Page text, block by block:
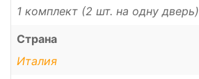
1 комплект (2 шт. на одну дверь)
Страна
Италия